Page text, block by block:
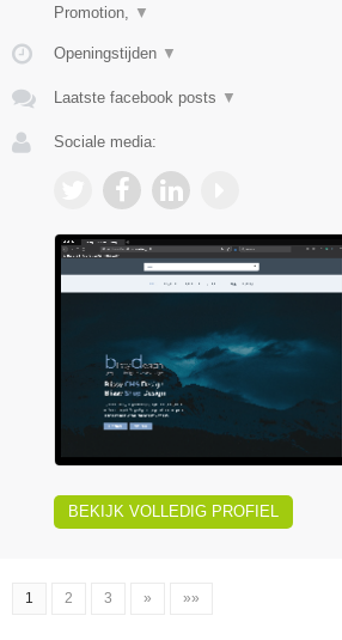
Promotion,
▼
Openingstijden ▼
Laatste facebook posts ▼
Sociale media:
BEKIJK VOLLEDIG PROFIEL
1 2 3 » »»